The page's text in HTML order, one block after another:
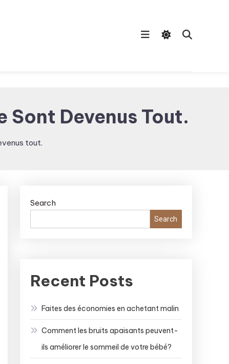
Sont Devenus Tout.
tout.
Search
Search
Recent Posts
Faites des économies en achetant malin
Comment les bruits apaisants peuvent-
ils améliorer le sommeil de votre bébé?